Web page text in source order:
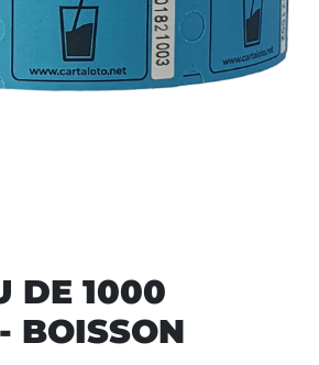
DE 1000
BOISSON